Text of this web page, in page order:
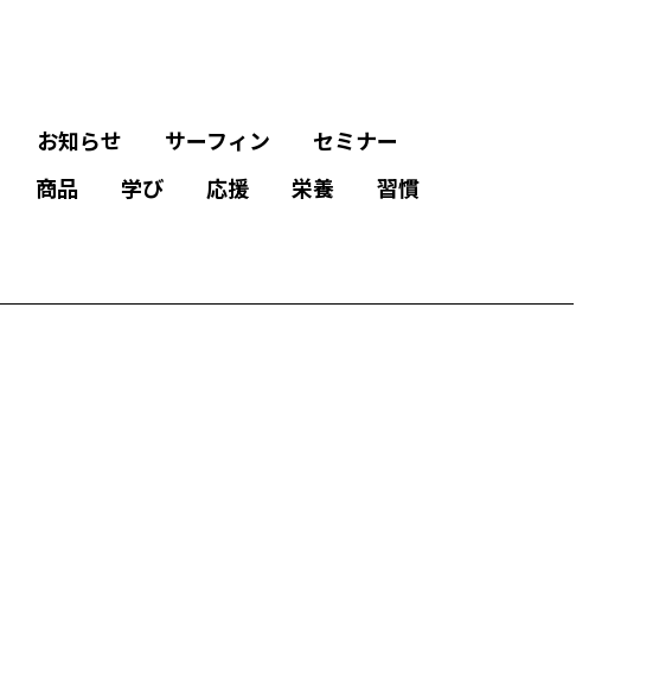
お知らせ サーフィン
セミナー
商品 学び 応援 栄養
習慣